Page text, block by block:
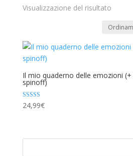
Visualizzazione del risultato
Il mio quaderno delle emozioni
spinoff)
Valutato
4.88
24,99€